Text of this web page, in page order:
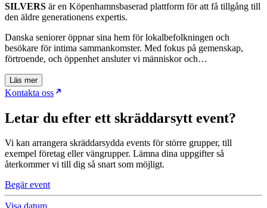
SILVERS är en Köpenhamnsbaserad plattform för att få tillgång till
den äldre generationens expertis.
Danska seniorer öppnar sina hem för lokalbefolkningen och
besökare för intima sammankomster. Med fokus på gemenskap,
förtroende, och öppenhet ansluter vi människor och…
Läs mer
Kontakta oss
Letar du efter ett skräddarsytt event?
Vi kan arrangera skräddarsydda events för större grupper, till
exempel företag eller vängrupper. Lämna dina uppgifter så
återkommer vi till dig så snart som möjligt.
Begär event